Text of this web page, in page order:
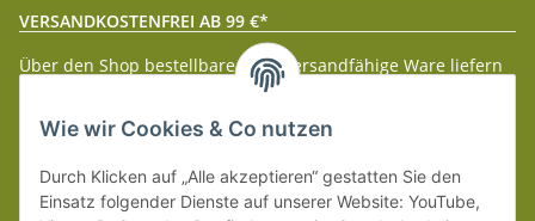
VERSANDKOSTENFREI AB 99 €*
Über den Shop bestellbare paketversandfähige Ware liefern
wir innerhalb Deutschland (Festland) ab 99 € * Warenwert
versandkostenfrei.
Weitere Versanddetails entnehmen Sie bitte unserenLiefer-
und Zahlungsbedingungen.
Wie wir Cookies & Co nutzen
Durch Klicken auf „Alle akzeptieren“ gestatten Sie den
Einsatz folgender Dienste auf unserer Website: YouTube,